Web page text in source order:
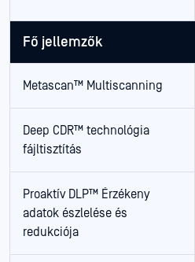
Fő jellemzők
Metascan™ Multiscanning
Deep CDR™ technológia
fájltisztítás
Proaktív DLP™ Érzékeny
adatok észlelése és
redukciója